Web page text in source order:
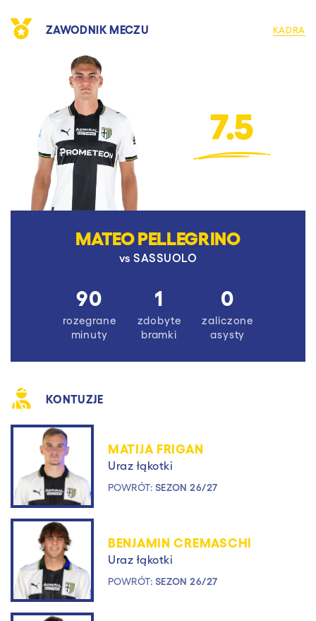
ZAWODNIK MECZU KADRA
7.5
MATEO PELLEGRINO
vsSASSUOLO
90
rozegrane
minuty
1
zdobyte
bramki
0
zaliczone
asysty
KONTUZJE
MATIJA FRIGAN
Uraz łąkotki
POWRÓT: SEZON 26/27
BENJAMIN CREMASCHI
Uraz łąkotki
POWRÓT: SEZON 26/27